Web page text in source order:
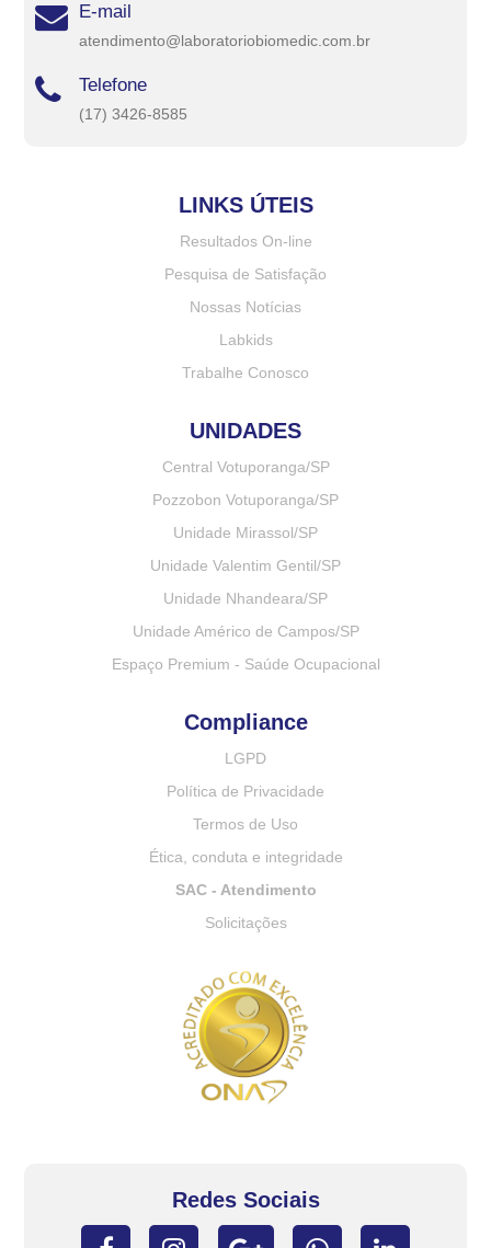
E-mail
atendimento@laboratoriobiomedic.com.br
Telefone
(17) 3426-8585
LINKS ÚTEIS
Resultados On-line
Pesquisa de Satisfação
Nossas Notícias
Labkids
Trabalhe Conosco
UNIDADES
Central Votuporanga/SP
Pozzobon Votuporanga/SP
Unidade Mirassol/SP
Unidade Valentim Gentil/SP
Unidade Nhandeara/SP
Unidade Américo de Campos/SP
Espaço Premium - Saúde Ocupacional
Compliance
LGPD
Política de Privacidade
Termos de Uso
Ética, conduta e integridade
SAC - Atendimento
Solicitações
Redes Sociais